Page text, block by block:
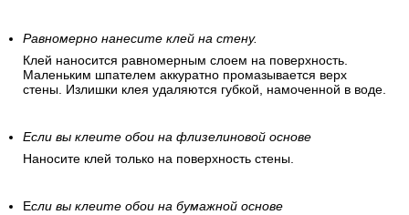
Равномерно нанесите клей на стену.
Клей наносится равномерным слоем на поверхность.
Маленьким шпателем аккуратно промазывается верх
стены. Излишки клея удаляются губкой, намоченной в воде.
Если вы клеите обои на флизелиновой основе
Наносите клей только на поверхность стены.
Если вы клеите обои на бумажной основе